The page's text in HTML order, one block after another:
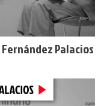
Palacios